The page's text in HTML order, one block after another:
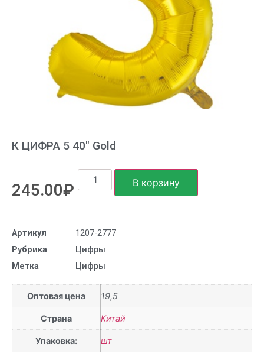
К ЦИФРА 5 40″ Gold
245.00₽ В корзину
Артикул
1207-2777
Рубрика
Цифры
Метка
Цифры
Оптовая цена 19,5
Страна Китай
Упаковка: шт